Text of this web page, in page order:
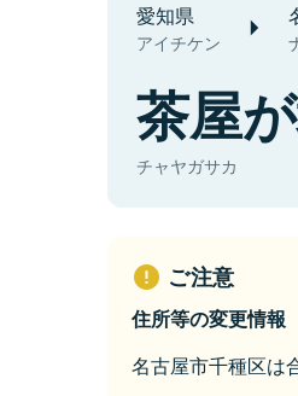
愛知県
アイチケン
茶屋
チャヤガサカ
ご注意
住所等の変更情報
名古屋市千種区は